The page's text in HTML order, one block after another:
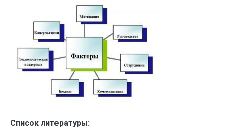
Список литературы: